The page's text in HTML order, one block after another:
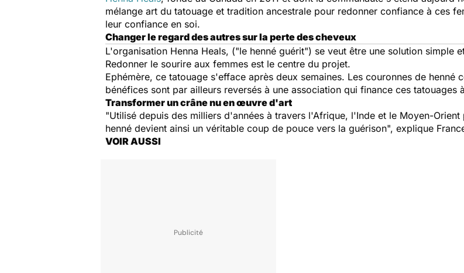
mélange art du tatouage et tradition ancestrale pour redonner confiance à ces
leur confiance en soi.
Changer le regard des autres sur la perte des cheveux
L'organisation Henna Heals, ("le henné guérit") se veut être une solution simple
Redonner le sourire aux femmes est le centre du projet.
Ephémère, ce tatouage s'efface après deux semaines. Les couronnes de
bénéfices sont par ailleurs reversés à une association qui finance ces tatouages
Transformer un crâne nu en œuvre d'art
"Utilisé depuis des milliers d'années à travers l'Afrique, l'Inde et le Moyen-
henné devient ainsi un véritable coup de pouce vers la guérison", explique
VOIR AUSSI